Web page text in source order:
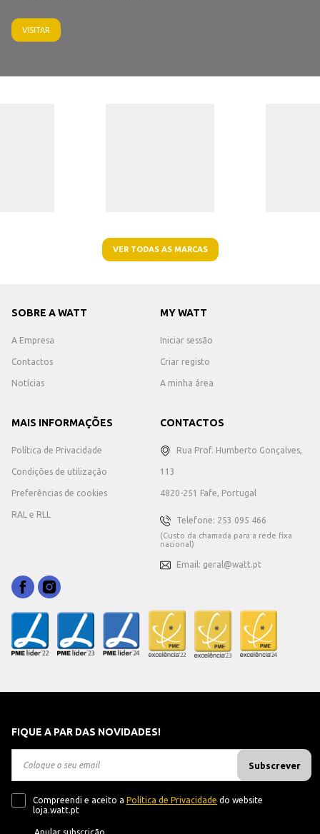
VISITAR
VER TODAS AS MARCAS
SOBRE A WATT
A Empresa
Contactos
Notícias
MY WATT
Iniciar sessão
Criar registo
A minha área
MAIS INFORMAÇÕES
Política de Privacidade
Condições de utilização
Preferências de cookies
RAL e RLL
CONTACTOS
Rua Prof. Humberto Gonçalves,
113
4820-251 Fafe, Portugal
Telefone: 253 095 466
(Custo da chamada para a rede fixa
nacional)
Email: geral@watt.pt
FIQUE A PAR DAS NOVIDADES!
Subscrever
Compreendi e aceito a Política de Privacidade do website
loja.watt.pt